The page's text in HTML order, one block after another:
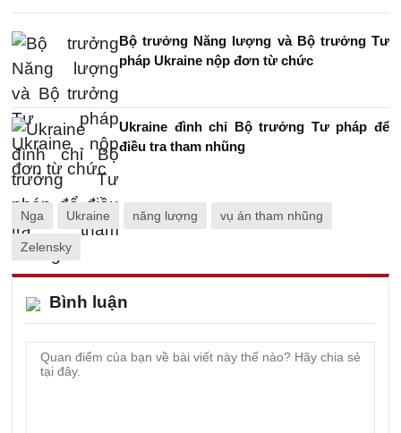
Bộ trưởng Năng lượng và Bộ trưởng Tư
pháp Ukraine nộp đơn từ chức
Ukraine đình chỉ Bộ trưởng Tư pháp để
điều tra tham nhũng
Nga Ukraine năng lượng vụ án tham nhũng
Zelensky
Bình luận